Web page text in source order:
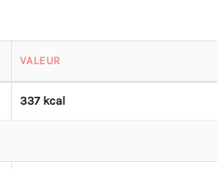
VALEUR
337 kcal